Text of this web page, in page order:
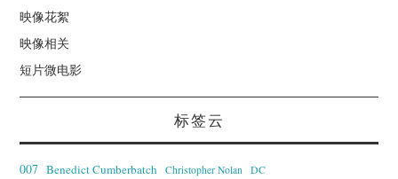
映像花絮
映像相关
短片微电影
标签云
007 Benedict Cumberbatch Christopher Nolan DC